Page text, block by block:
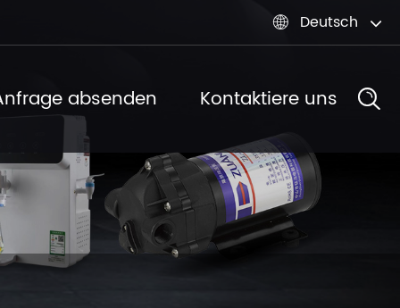
 Deutsch
absenden Kontaktiere uns